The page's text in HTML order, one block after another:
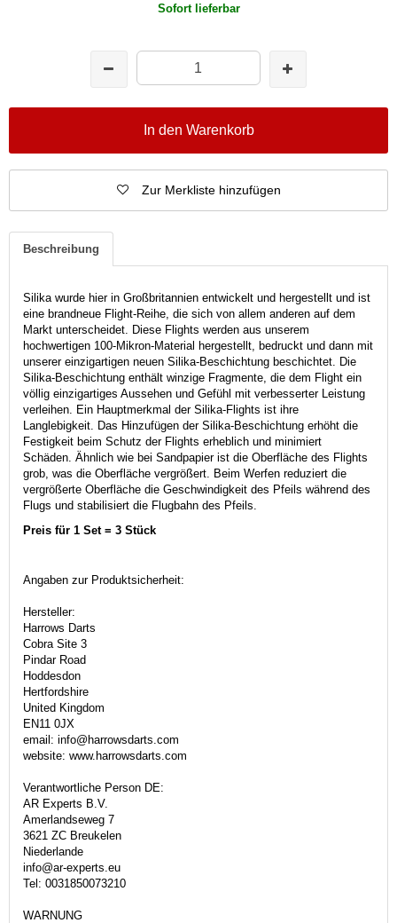
Sofort lieferbar
In den Warenkorb
Zur Merkliste hinzufügen
Beschreibung
Silika wurde hier in Großbritannien entwickelt und hergestellt und ist
eine brandneue Flight-Reihe, die sich von allem anderen auf dem
Markt unterscheidet. Diese Flights werden aus unserem
hochwertigen 100-Mikron-Material hergestellt, bedruckt und dann mit
unserer einzigartigen neuen Silika-Beschichtung beschichtet. Die
Silika-Beschichtung enthält winzige Fragmente, die dem Flight ein
völlig einzigartiges Aussehen und Gefühl mit verbesserter Leistung
verleihen. Ein Hauptmerkmal der Silika-Flights ist ihre
Langlebigkeit. Das Hinzufügen der Silika-Beschichtung erhöht die
Festigkeit beim Schutz der Flights erheblich und minimiert
Schäden. Ähnlich wie bei Sandpapier ist die Oberfläche des Flights
grob, was die Oberfläche vergrößert. Beim Werfen reduziert die
vergrößerte Oberfläche die Geschwindigkeit des Pfeils während des
Flugs und stabilisiert die Flugbahn des Pfeils.
Preis für 1 Set = 3 Stück
Angaben zur Produktsicherheit:
Hersteller:
Harrows Darts
Cobra Site 3
Pindar Road
Hoddesdon
Hertfordshire
United Kingdom
EN11 0JX
email: info@harrowsdarts.com
website: www.harrowsdarts.com
Verantwortliche Person DE:
AR Experts B.V.
Amerlandseweg 7
3621 ZC Breukelen
Niederlande
info@ar-experts.eu
Tel: 0031850073210
WARNUNG